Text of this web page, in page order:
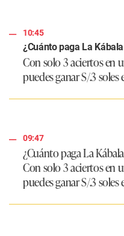
10:45
¿Cuánto paga La
Con solo 3 aciertos en
puedes ganar S/.3 soles
09:47
¿Cuánto paga La
Con solo 3 aciertos en
puedes ganar S/.3 soles